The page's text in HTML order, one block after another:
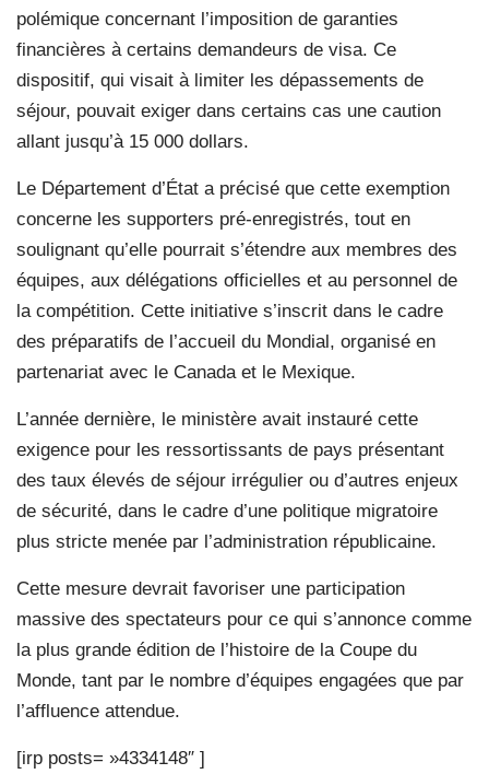
polémique concernant l’imposition de garanties
financières à certains demandeurs de visa. Ce
dispositif, qui visait à limiter les dépassements de
séjour, pouvait exiger dans certains cas une caution
allant jusqu’à 15 000 dollars.
Le Département d’État a précisé que cette exemption
concerne les supporters pré-enregistrés, tout en
soulignant qu’elle pourrait s’étendre aux membres des
équipes, aux délégations officielles et au personnel de
la compétition. Cette initiative s’inscrit dans le cadre
des préparatifs de l’accueil du Mondial, organisé en
partenariat avec le Canada et le Mexique.
L’année dernière, le ministère avait instauré cette
exigence pour les ressortissants de pays présentant
des taux élevés de séjour irrégulier ou d’autres enjeux
de sécurité, dans le cadre d’une politique migratoire
plus stricte menée par l’administration républicaine.
Cette mesure devrait favoriser une participation
massive des spectateurs pour ce qui s’annonce comme
la plus grande édition de l’histoire de la Coupe du
Monde, tant par le nombre d’équipes engagées que par
l’affluence attendue.
[irp posts= »4334148″ ]